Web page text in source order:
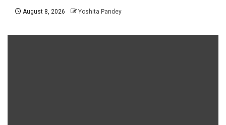
August 8, 2026 Yoshita Pandey